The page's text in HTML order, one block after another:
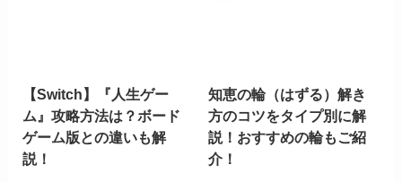
【Switch】『人生ゲー
ム』攻略方法は？ボード
ゲーム版との違いも解
説！
知恵の輪（はずる）解き
方のコツをタイプ別に解
説！おすすめの輪もご紹
介！